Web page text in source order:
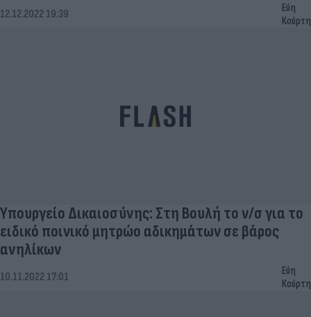
12.12.2022 19:39
Εύη
Κούρτη
Υπουργείο Δικαιοσύνης: Στη Βουλή το ν/σ για το
ειδικό ποινικό μητρώο αδικημάτων σε βάρος
ανηλίκων
10.11.2022 17:01
Εύη
Κούρτη